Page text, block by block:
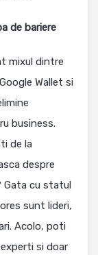
de bariere
mixul dintre
Wallet si
business.
de la
despre
Gata cu statul
sunt lideri,
Acolo, poti
si doar